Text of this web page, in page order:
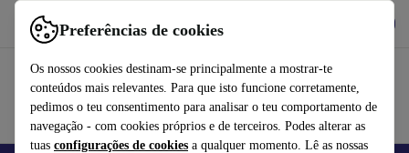
Preferências de cookies
Os nossos cookies destinam-se principalmente a mostrar-te
conteúdos mais relevantes. Para que isto funcione corretamente,
pedimos o teu consentimento para analisar o teu comportamento de
navegação - com cookies próprios e de terceiros. Podes alterar as
tuas configurações de cookies a qualquer momento. Lê as nossas
Use o refurbed de forma rápida e fácil